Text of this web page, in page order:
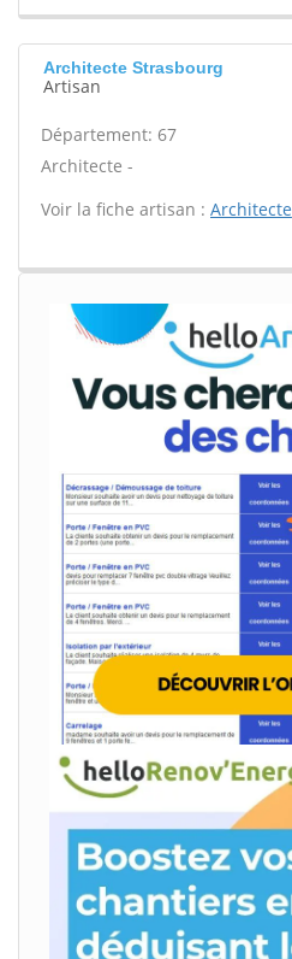
Architecte Strasbourg
Artisan
Département: 67
Architecte -
Voir la fiche artisan : Architecte